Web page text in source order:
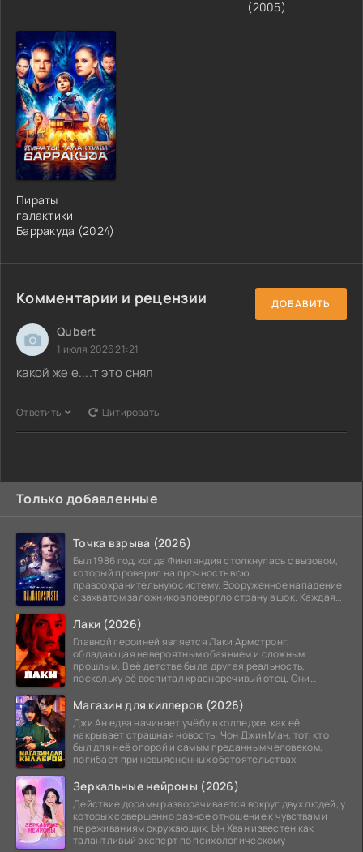
(2005)
Пираты
галактики
Барракуда (2024)
Комментарии и рецензии ДОБАВИТЬ
Qubert
1 июля 2026 21:21
какой же е....т это снял
Ответить Цитировать
Только добавленные
Точка взрыва (2026)
Был 1986 год, когда Финляндия столкнулась с вызовом,
который проверил на прочность всю
правоохранительную систему. Вооруженное нападение
с захватом заложников повергло страну в шок. Каждая
Лаки (2026)
Главной героиней является Лаки Армстронг,
обладающая невероятным обаянием и сложным
прошлым. В её детстве была другая реальность,
поскольку её воспитал красноречивый отец. Они
Магазин для киллеров (2026)
Джи Ан едва начинает учёбу в колледже, как её
накрывает страшная новость: Чон Джин Ман, тот, кто
был для неё опорой и самым преданным человеком,
погибает при невыясненных обстоятельствах.
Зеркальные нейроны (2026)
Действие дорамы разворачивается вокруг двух людей, у
которых совершенно разное отношение к чувствам и
переживаниям окружающих. Ын Хван известен как
талантливый эксперт по психологическому